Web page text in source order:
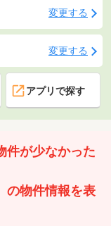
変更する
変更する
アプリで探す
件が少なかった
の物件情報を表